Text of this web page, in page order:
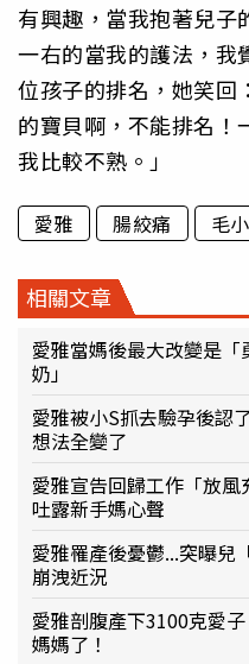
有興趣，當我抱著兒子
一右的當我的護法，我
位孩子的排名，她笑回
的寶貝啊，不能排名！
我比較不熟。」
愛雅 腸絞痛 毛
相關文章
愛雅當媽後最大改變是
奶」
愛雅被小S抓去驗孕後
想法全變了
愛雅宣告回歸工作「放
吐露新手媽心聲
愛雅罹產後憂鬱...突曝
崩洩近況
愛雅剖腹產下3100克愛
媽媽了！